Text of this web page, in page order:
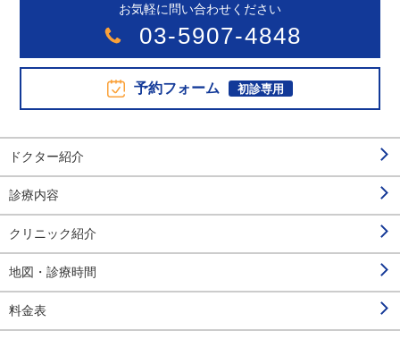
お気軽に問い合わせください
03-5907-4848
予約フォーム 初診専用
ドクター紹介
診療内容
クリニック紹介
地図・診療時間
料金表